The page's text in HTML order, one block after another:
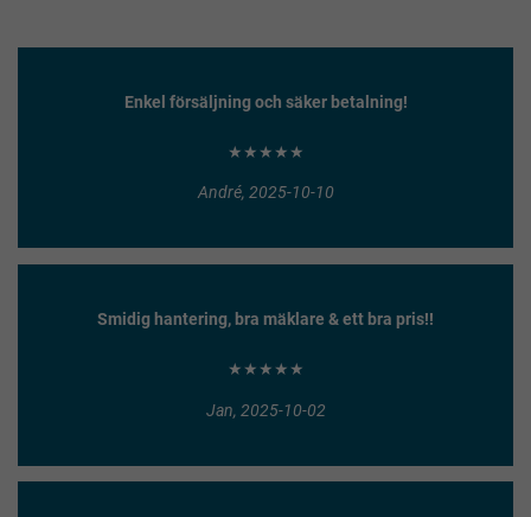
Enkel försäljning och säker betalning!
★★★★★
André, 2025-10-10
Smidig hantering, bra mäklare & ett bra pris!!
★★★★★
Jan, 2025-10-02